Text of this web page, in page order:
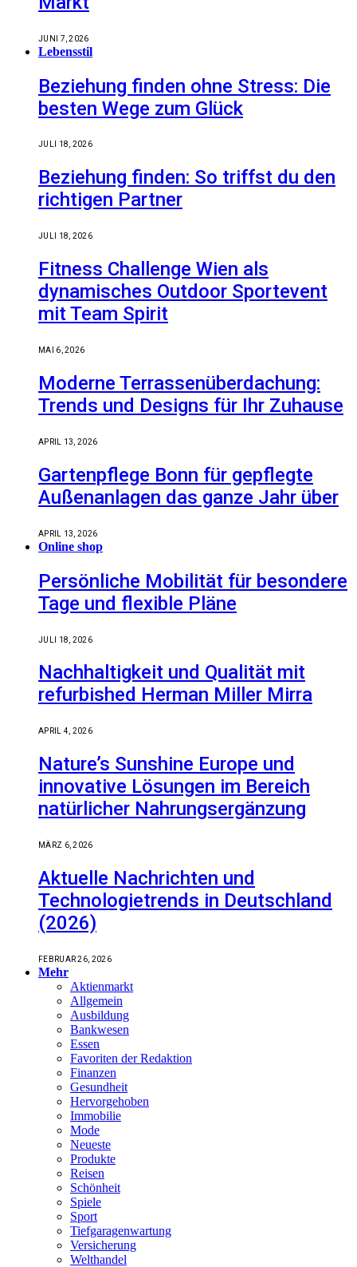
JUNI 7, 2026
Lebensstil
Beziehung finden ohne Stress: Die
besten Wege zum Glück
JULI 18, 2026
Beziehung finden: So triffst du den
richtigen Partner
JULI 18, 2026
Fitness Challenge Wien als
dynamisches Outdoor Sportevent
mit Team Spirit
MAI 6, 2026
Moderne Terrassenüberdachung:
Trends und Designs für Ihr Zuhause
APRIL 13, 2026
Gartenpflege Bonn für gepflegte
Außenanlagen das ganze Jahr über
APRIL 13, 2026
Online shop
Persönliche Mobilität für besondere
Tage und flexible Pläne
JULI 18, 2026
Nachhaltigkeit und Qualität mit
refurbished Herman Miller Mirra
APRIL 4, 2026
Nature’s Sunshine Europe und
innovative Lösungen im Bereich
natürlicher Nahrungsergänzung
MÄRZ 6, 2026
Aktuelle Nachrichten und
Technologietrends in Deutschland
(2026)
FEBRUAR 26, 2026
Mehr
Aktienmarkt
Allgemein
Ausbildung
Bankwesen
Essen
Favoriten der Redaktion
Finanzen
Gesundheit
Hervorgehoben
Immobilie
Mode
Neueste
Produkte
Reisen
Schönheit
Spiele
Sport
Tiefgaragenwartung
Versicherung
Welthandel